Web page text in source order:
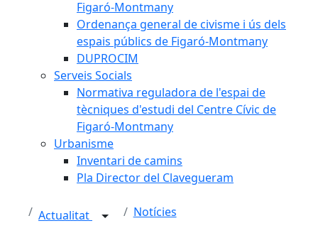
Figaró-Montmany
Ordenança general de civisme i ús dels
espais públics de Figaró-Montmany
DUPROCIM
Serveis Socials
Normativa reguladora de l'espai de
tècniques d'estudi del Centre Cívic de
Figaró-Montmany
Urbanisme
Inventari de camins
Pla Director del Clavegueram
Actualitat Notícies